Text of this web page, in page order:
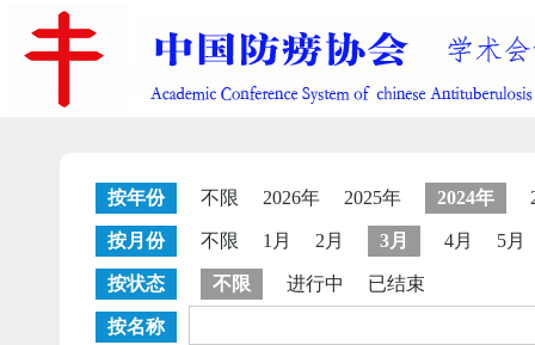
按年份 不限 2026年 2025年 2024年
按月份 不限 1月 2月 3月 4月 5月
按状态 不限 进行中 已结束
按名称